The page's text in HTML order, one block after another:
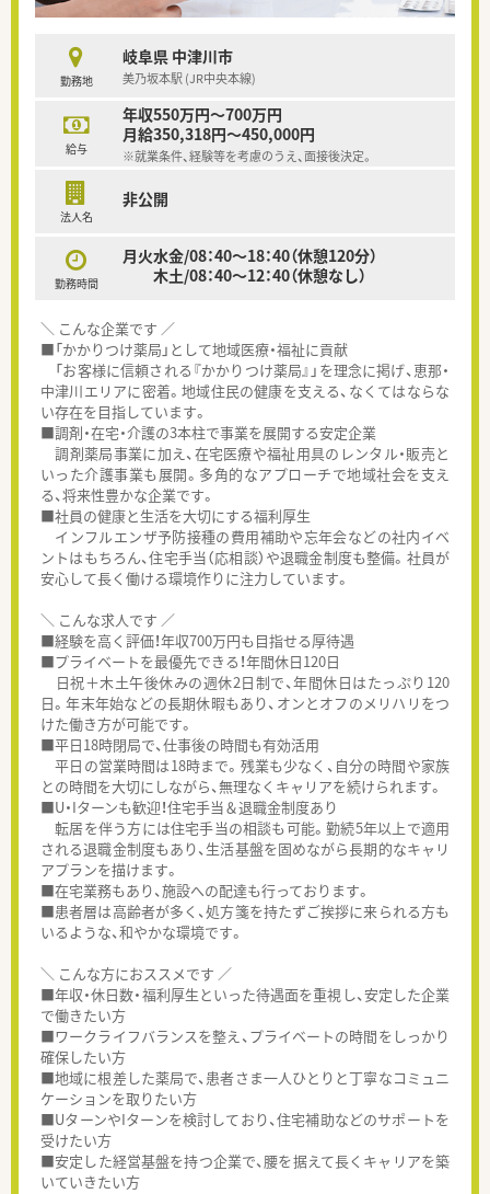
勤務地
岐阜県 中津川市
美乃坂本駅 (JR中央本線)
給与
年収550万円～700万円
月給350,318円～450,000円
※就業条件、経験等を考慮のうえ、面接後決定。
法人名
非公開
勤務時間
月火水金/08：40～18：40（休憩120分）
木土/08：40～12：40（休憩なし）
＼ こんな企業です ／
■「かかりつけ薬局」として地域医療・福祉に貢献
「お客様に信頼される『かかりつけ薬局』」を理念に掲げ、恵那・
中津川エリアに密着。地域住民の健康を支える、なくてはならな
い存在を目指しています。
■調剤・在宅・介護の3本柱で事業を展開する安定企業
調剤薬局事業に加え、在宅医療や福祉用具のレンタル・販売と
いった介護事業も展開。多角的なアプローチで地域社会を支え
る、将来性豊かな企業です。
■社員の健康と生活を大切にする福利厚生
インフルエンザ予防接種の費用補助や忘年会などの社内イベ
ントはもちろん、住宅手当（応相談）や退職金制度も整備。社員が
安心して長く働ける環境作りに注力しています。
＼ こんな求人です ／
■経験を高く評価！年収700万円も目指せる厚待遇
■プライベートを最優先できる！年間休日120日
日祝＋木土午後休みの週休2日制で、年間休日はたっぷり120
日。年末年始などの長期休暇もあり、オンとオフのメリハリをつ
けた働き方が可能です。
■平日18時閉局で、仕事後の時間も有効活用
平日の営業時間は18時まで。残業も少なく、自分の時間や家族
との時間を大切にしながら、無理なくキャリアを続けられます。
■U・Iターンも歓迎！住宅手当＆退職金制度あり
転居を伴う方には住宅手当の相談も可能。勤続5年以上で適用
される退職金制度もあり、生活基盤を固めながら長期的なキャリ
アプランを描けます。
■在宅業務もあり、施設への配達も行っております。
■患者層は高齢者が多く、処方箋を持たずご挨拶に来られる方も
いるような、和やかな環境です。
＼ こんな方におススメです ／
■年収・休日数・福利厚生といった待遇面を重視し、安定した企業
で働きたい方
■ワークライフバランスを整え、プライベートの時間をしっかり
確保したい方
■地域に根差した薬局で、患者さま一人ひとりと丁寧なコミュニ
ケーションを取りたい方
■UターンやIターンを検討しており、住宅補助などのサポートを
受けたい方
■安定した経営基盤を持つ企業で、腰を据えて長くキャリアを築
いていきたい方